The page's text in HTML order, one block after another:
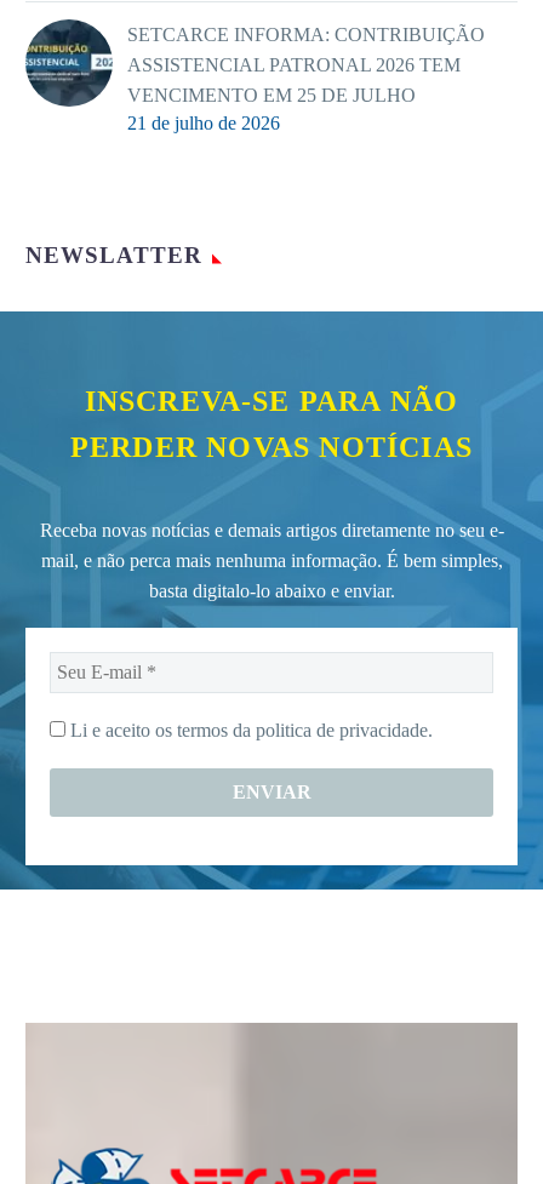
SETCARCE INFORMA: CONTRIBUIÇÃO
ASSISTENCIAL PATRONAL 2026 TEM
VENCIMENTO EM 25 DE JULHO
21 de julho de 2026
NEWSLATTER
INSCREVA-SE PARA NÃO
PERDER NOVAS NOTÍCIAS
Receba novas notícias e demais artigos diretamente no seu e-
mail, e não perca mais nenhuma informação. É bem simples,
basta digitalo-lo abaixo e enviar.
Seu
E-
mail
*
Li e aceito os termos da politica de privacidade.